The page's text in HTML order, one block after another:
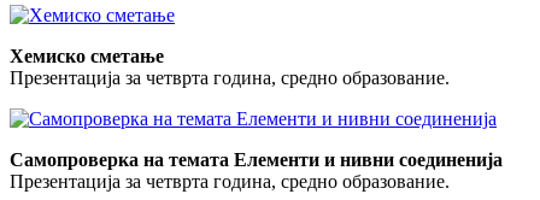
Хемиско сметање
Презентација за четврта година, средно образование.
Самопроверка на темата Елементи и нивни соединенија
Презентација за четврта година, средно образование.